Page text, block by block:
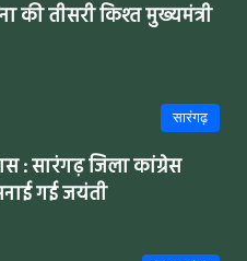
की तीसरी किश्त मुख्यमंत्री
सारंगढ़
: सारंगढ़ जिला कांग्रेस
गई जयंती